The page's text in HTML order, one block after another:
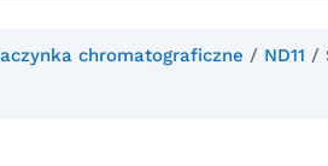
chromatograficzne / ND11 /